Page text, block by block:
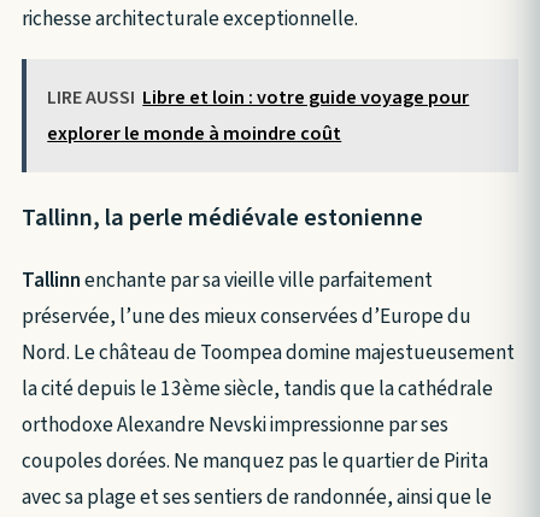
richesse architecturale exceptionnelle.
LIRE AUSSI Libre et loin : votre guide voyage pour
explorer le monde à moindre coût
Tallinn, la perle médiévale estonienne
Tallinnenchante par sa vieille ville parfaitement
préservée, l’une des mieux conservées d’Europe du
Nord. Le château de Toompea domine majestueusement
la cité depuis le 13ème siècle, tandis que la cathédrale
orthodoxe Alexandre Nevski impressionne par ses
coupoles dorées. Ne manquez pas le quartier de Pirita
avec sa plage et ses sentiers de randonnée, ainsi que le